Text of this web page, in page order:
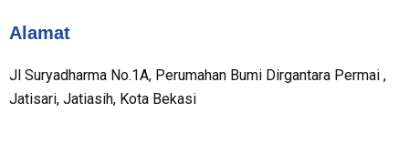
Alamat
Jl Suryadharma No.1A, Perumahan Bumi Dirgantara Permai ,
Jatisari, Jatiasih, Kota Bekasi